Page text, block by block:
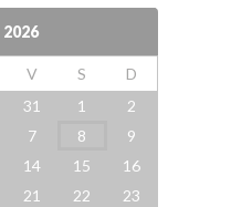
2026
V S
D
31 1
2
7 8
9
14 15
16
21 22
23